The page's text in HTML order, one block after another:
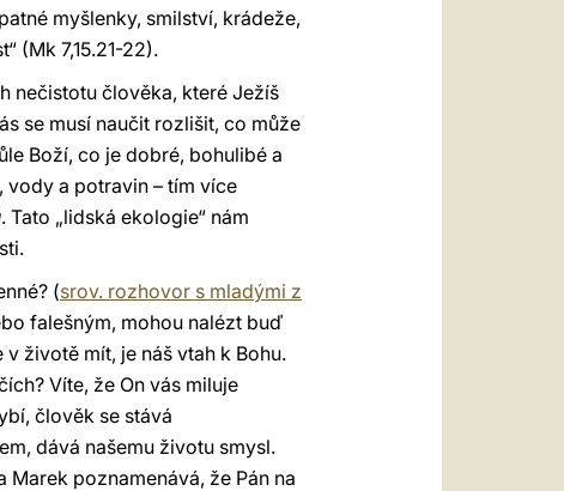
myšlenky, smilství, krádeže,
(Mk 7,15.21-22).
nečistotu člověka, které Ježíš
se musí naučit rozlišit, co může
Boží, co je dobré, bohulibé a
vody a potravin – tím více
. Tato „lidská ekologie“ nám
(srov. rozhovor s mladými z
falešným, mohou nalézt buď
životě mít, je náš vtah k Bohu.
Víte, že On vás miluje
člověk se stává
dává našemu životu smysl.
poznamenává, že Pán na